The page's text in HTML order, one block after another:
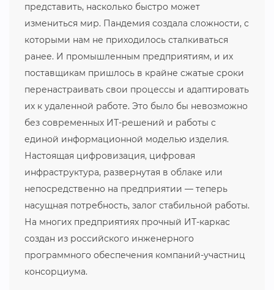
представить, насколько быстро может
измениться мир. Пандемия создала сложности, с
которыми нам не приходилось сталкиваться
ранее. И промышленным предприятиям, и их
поставщикам пришлось в крайне сжатые сроки
перенастраивать свои процессы и адаптировать
их к удаленной работе. Это было бы невозможно
без современных ИТ-решений и работы с
единой информационной моделью изделия.
Настоящая цифровизация, цифровая
инфраструктура, развернутая в облаке или
непосредственно на предприятии — теперь
насущная потребность, залог стабильной работы.
На многих предприятиях прочный ИТ-каркас
создан из российского инженерного
программного обеспечения компаний-участниц
консорциума.